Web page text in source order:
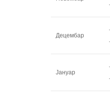
Децембар
Јануар